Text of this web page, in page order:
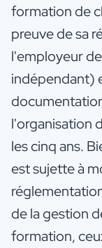
formation de
preuve de sa
l'employeur
indépendant)
l'organisation
les cinq ans.
est sujette à
de la gestion
formation,